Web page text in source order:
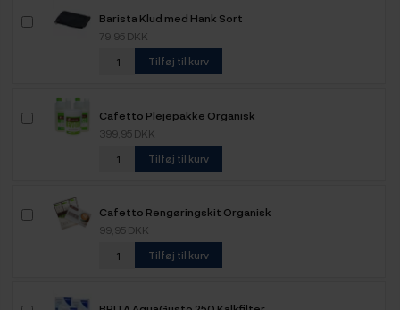
Barista Klud med Hank Sort
79,95 DKK
Tilføj til kurv
Cafetto Plejepakke Organisk
399,95 DKK
Tilføj til kurv
Cafetto Rengøringskit Organisk
99,95 DKK
Tilføj til kurv